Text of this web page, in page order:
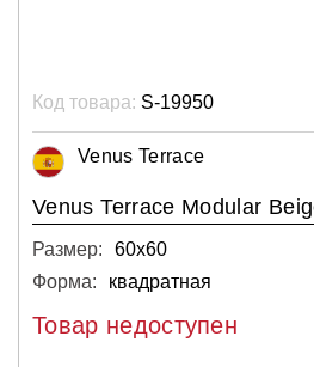
Код товара: S-19950
Venus Terrace
Venus Terrace Modular
Размер:
60х60
Форма:
квадратная
Товар недоступен